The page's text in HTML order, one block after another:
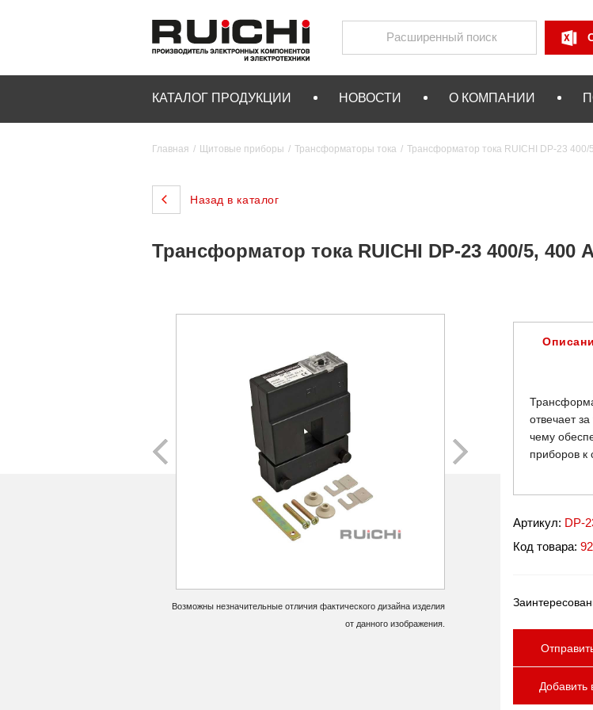
КАТАЛОГ ПРОДУКЦИИ НОВОСТИ О КОМПАНИИ
Главная Щитовые приборы Трансформаторы тока Трансформатор тока RUICHI DP-23 400/
Назад в каталог
Трансформатор тока RUICHI DP-23 400/5, 400
Возможны незначительные отличия фактического дизайна изделия
от данного изображения.
отвечает
чему
приборов к
Артикул: DP-
Код товара:
Добавить